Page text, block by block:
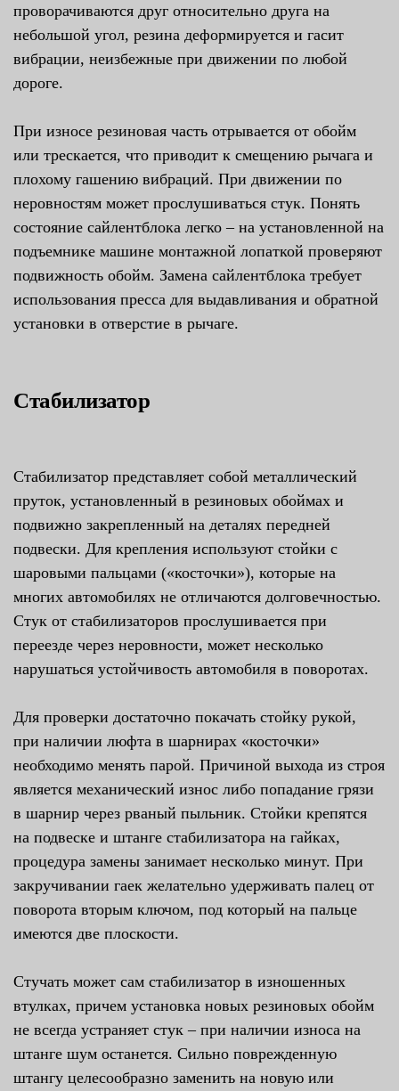
проворачиваются друг относительно друга на
небольшой угол, резина деформируется и гасит
вибрации, неизбежные при движении по любой
дороге.
При износе резиновая часть отрывается от обойм
или трескается, что приводит к смещению рычага и
плохому гашению вибраций. При движении по
неровностям может прослушиваться стук. Понять
состояние сайлентблока легко – на установленной на
подъемнике машине монтажной лопаткой проверяют
подвижность обойм. Замена сайлентблока требует
использования пресса для выдавливания и обратной
установки в отверстие в рычаге.
Стабилизатор
Стабилизатор представляет собой металлический
пруток, установленный в резиновых обоймах и
подвижно закрепленный на деталях передней
подвески. Для крепления используют стойки с
шаровыми пальцами («косточки»), которые на
многих автомобилях не отличаются долговечностью.
Стук от стабилизаторов прослушивается при
переезде через неровности, может несколько
нарушаться устойчивость автомобиля в поворотах.
Для проверки достаточно покачать стойку рукой,
при наличии люфта в шарнирах «косточки»
необходимо менять парой. Причиной выхода из строя
является механический износ либо попадание грязи
в шарнир через рваный пыльник. Стойки крепятся
на подвеске и штанге стабилизатора на гайках,
процедура замены занимает несколько минут. При
закручивании гаек желательно удерживать палец от
поворота вторым ключом, под который на пальце
имеются две плоскости.
Стучать может сам стабилизатор в изношенных
втулках, причем установка новых резиновых обойм
не всегда устраняет стук – при наличии износа на
штанге шум останется. Сильно поврежденную
штангу целесообразно заменить на новую или